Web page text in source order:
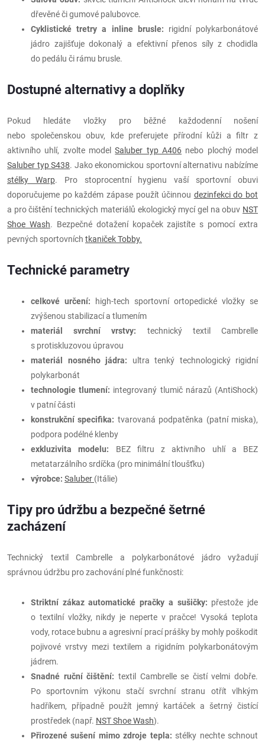
dřevěné či gumové palubovce.
Cyklistické tretry a inline brusle: rigidní polykarbonátové
jádro zajišťuje dokonalý a efektivní přenos síly z chodidla
do pedálu či rámu brusle.
Dostupné alternativy a doplňky
Pokud hledáte vložky pro běžné každodenní nošení
nebo společenskou obuv, kde preferujete přírodní kůži a filtr z
aktivního uhlí, zvolte modelSaluber typ A406 nebo plochý model
Saluber typ S438. Jako ekonomickou sportovní alternativu nabízíme
stélky Warp. Pro stoprocentní hygienu vaší sportovní obuvi
doporučujeme po každém zápase použít účinnou dezinfekci do bot
a pro čištění technických materiálů ekologický mycí gel na obuv NST
Shoe Wash. Bezpečné dotažení kopaček zajistíte s pomocí extra
pevných sportovních tkaniček Tobby.
Technické parametry
celkové určení: high-tech sportovní ortopedické vložky se
zvýšenou stabilizací a tlumením
materiál svrchní vrstvy: technický textil Cambrelle
s protiskluzovou úpravou
materiál nosného jádra: ultra tenký technologický rigidní
polykarbonát
technologie tlumení: integrovaný tlumič nárazů (AntiShock)
v patní části
konstrukční specifika: tvarovaná podpatěnka (patní miska),
podpora podélné klenby
exkluzivita modelu: BEZ filtru z aktivního uhlí a BEZ
metatarzálního srdíčka (pro minimální tloušťku)
výrobce: Saluber (Itálie)
Tipy pro údržbu a bezpečné šetrné
zacházení
Technický textil Cambrelle a polykarbonátové jádro vyžadují
správnou údržbu pro zachování plné funkčnosti:
Striktní zákaz automatické pračky a sušičky: přestože jde
o textilní vložky, nikdy je neperte v pračce! Vysoká teplota
vody, rotace bubnu a agresivní prací prášky by mohly poškodit
pojivové vrstvy mezi textilem a rigidním polykarbonátovým
jádrem.
Snadné ruční čištění: textil Cambrelle se čistí velmi dobře.
Po sportovním výkonu stačí svrchní stranu otřít vlhkým
hadříkem, případně použít jemný kartáček a šetrný čistící
prostředek (např. NST Shoe Wash).
Přirozené sušení mimo zdroje tepla: stélky nechte schnout